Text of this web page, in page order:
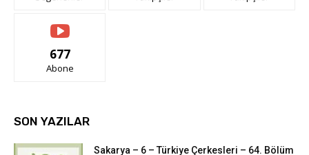
677
Abone
SON YAZILAR
Sakarya – 6 – Türkiye Çerkesleri – 64. Bölüm